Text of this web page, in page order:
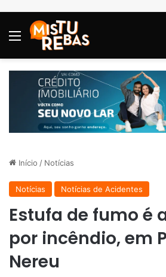
Menu
Início / Notícias
Notícias Notícias de Acidentes
Estufa de fumo é
por incêndio, em
Nereu